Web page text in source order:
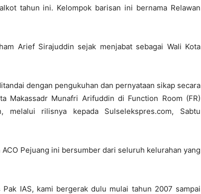
tahun ini. Kelompok barisan ini bernama Relawan
Arief Sirajuddin sejak menjabat sebagai Wali Kota
dengan pengukuhan dan pernyataan sikap secara
Makassadr Munafri Arifuddin di Function Room (FR)
melalui rilisnya kepada Sulselekspres.com, Sabtu
Pejuang ini bersumber dari seluruh kelurahan yang
Pak IAS, kami bergerak dulu mulai tahun 2007 sampai